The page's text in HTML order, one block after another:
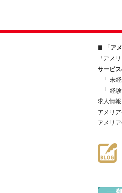
■ 「ア
「アメ
サービ
└ 未
└ 経
求人情
アメリ
アメリ